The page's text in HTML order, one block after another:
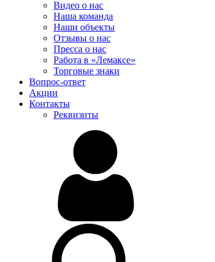
Видео о нас
Наша команда
Наши объекты
Отзывы о нас
Пресса о нас
Работа в «Лемаксе»
Торговые знаки
Вопрос-ответ
Акции
Контакты
Реквизиты